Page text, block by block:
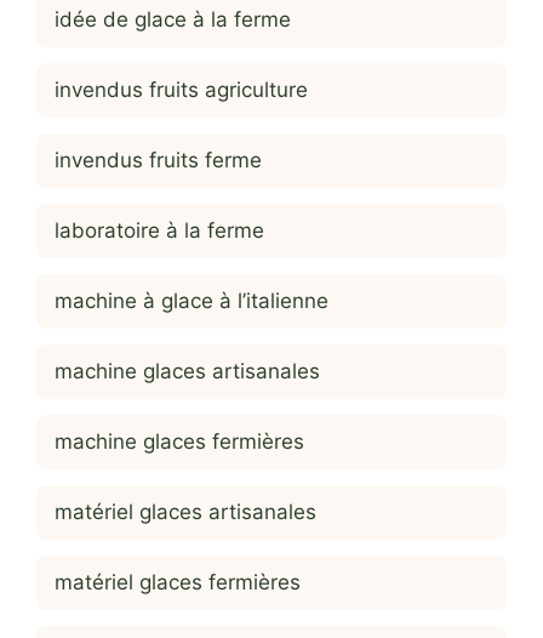
idée de glace à la ferme
invendus fruits agriculture
invendus fruits ferme
laboratoire à la ferme
machine à glace à l’italienne
machine glaces artisanales
machine glaces fermières
matériel glaces artisanales
matériel glaces fermières